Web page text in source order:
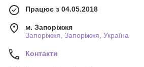
Працює з 04.05.2018
м. Запоріжжя
Запоріжжя, Запоріжжя, Україна
Контакти